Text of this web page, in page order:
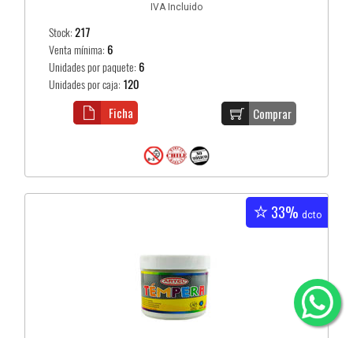
IVA Incluido
Stock:217
Venta mínima: 6
Unidades por paquete: 6
Unidades por caja: 120
Comprar
Ficha
33% dcto